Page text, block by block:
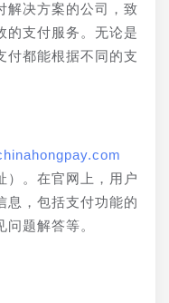
解决方案的公司，致
的支付服务。无论是
付都能根据不同的支
）。在官网上，用户
息，包括支付功能的
题解答等。